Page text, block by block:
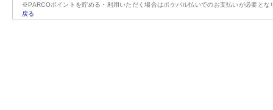
※PARCOポイントを貯める・利用いただく場合はポケパル払いでのお支払いが必要とな
戻る